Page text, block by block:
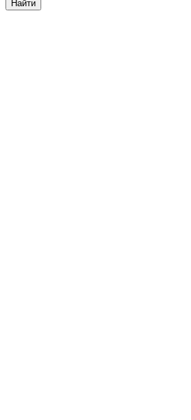
Найти